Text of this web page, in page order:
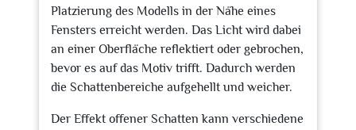
Platzierung des Modells in der Nähe eines
Fensters erreicht werden. Das Licht wird dabei
an einer Oberfläche reflektiert oder gebrochen,
bevor es auf das Motiv trifft. Dadurch werden
die Schattenbereiche aufgehellt und weicher.
Der Effekt offener Schatten kann verschiedene